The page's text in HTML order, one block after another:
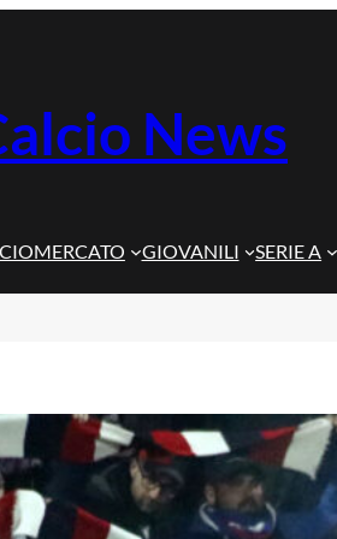
News
GIOVANILI SERIE A